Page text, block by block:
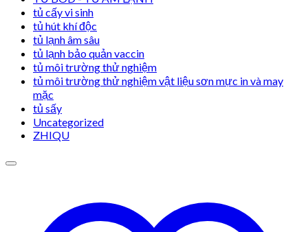
tủ cấy vi sinh
tủ hút khí độc
tủ lạnh âm sâu
tủ lạnh bảo quản vaccin
tủ môi trường thử nghiệm
tủ môi trường thử nghiệm vật liệu sơn mực in và may
mặc
tủ sấy
Uncategorized
ZHIQU